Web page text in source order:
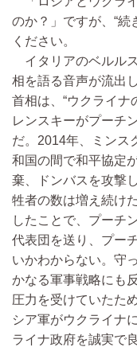
のか？」ですが、“続
ください。
イタリアのベルル
相を語る音声が流出
首相は、“ウクライ
レンスキーがプーチ
だ。2014年、ミンス
和国の間で和平協定
棄、ドンバスを攻撃
牲者の数は増え続け
したことで、プーチ
代表団を送り、プー
いかわからない。守
かなる軍事戦略にも
圧力を受けていたた
シア軍がウクライナ
ライナ政府を誠実で